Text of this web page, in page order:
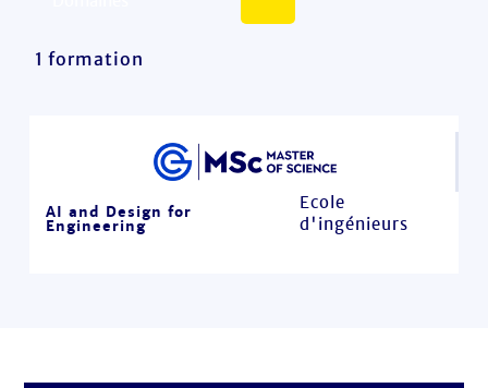
1 formation
AI and Design for
Engineering
Ecole
d'ingénieurs